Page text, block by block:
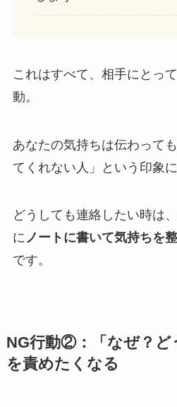
これはすべて、相手にとっ
動。
あなたの気持ちは伝わって
てくれない人」という印象
どうしても連絡したい時は
にノートに書いて気持ちを
です。
NG行動②：「なぜ？ど
を責めたくなる